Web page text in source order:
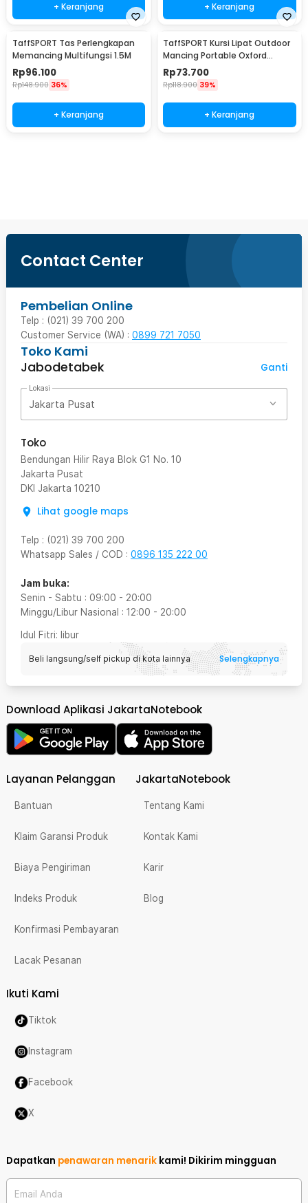
+ Keranjang + Keranjang
TaffSPORT Tas Perlengkapan
Memancing Multifungsi 1.5M
Rp96.100
Rp148.900 36%
+ Keranjang
TaffSPORT Kursi Lipat Outdoor
Mancing Portable Oxford
Folding Chair - YYY002
Rp73.700
Rp118.900 39%
+ Keranjang
Contact Center
Pembelian Online
Telp : (021) 39 700 200
Customer Service (WA) : 0899 721 7050
Toko Kami
Jabodetabek
Ganti
Lokasi
Jakarta Pusat
Toko
Bendungan Hilir Raya Blok G1 No. 10
Jakarta Pusat
DKI Jakarta 10210
Lihat google maps
Telp : (021) 39 700 200
Whatsapp Sales / COD : 0896 135 222 00
Jam buka:
Senin - Sabtu : 09:00 - 20:00
Minggu/Libur Nasional : 12:00 - 20:00
Idul Fitri: libur
Beli langsung/self pickup di kota lainnya Selengkapnya
Download Aplikasi JakartaNotebook
Layanan Pelanggan
Bantuan
Klaim Garansi Produk
Biaya Pengiriman
Indeks Produk
Konfirmasi Pembayaran
Lacak Pesanan
JakartaNotebook
Tentang Kami
Kontak Kami
Karir
Blog
Ikuti Kami
Tiktok
Instagram
Facebook
X
Dapatkan penawaran menarik kami! Dikirim mingguan
Email Anda